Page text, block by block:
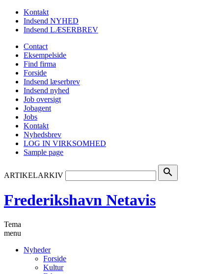
Kontakt
Indsend NYHED
Indsend LÆSERBREV
Contact
Eksempelside
Find firma
Forside
Indsend læserbrev
Indsend nyhed
Job oversigt
Jobagent
Jobs
Kontakt
Nyhedsbrev
LOG IN VIRKSOMHED
Sample page
ARTIKELARKIV search
Frederikshavn Netavis
Tema
menu
Nyheder
Forside
Kultur